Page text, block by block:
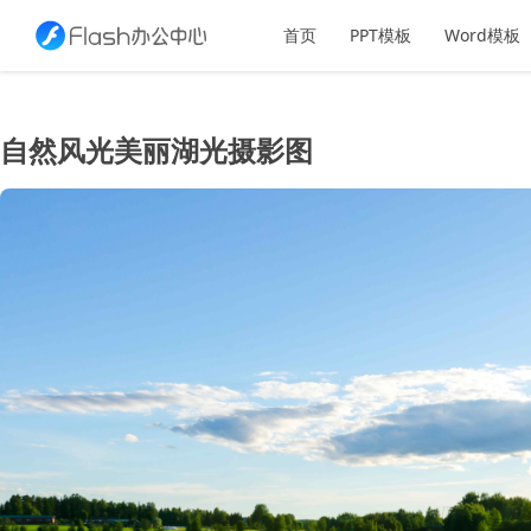
首页 PPT模板 Word模板
自然风光美丽湖光摄影图